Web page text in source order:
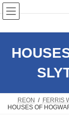
コ
ン
テ
ン
ナ
ビ
ゲ
ー
REON FERRIS
HOUSES OF